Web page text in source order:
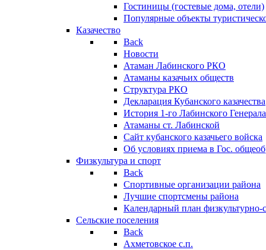
Гостиницы (гостевые дома, отели)
Популярные объекты
Казачество
Back
Новости
Атаман Лабинского РКО
Атаманы казачьих обществ
Структура РКО
Декларация Кубанского казачества
История 1-го Лабинского
Атаманы ст. Лабинской
Cайт кубанского казачьего войска
Об условиях приема в Гос.
Физкультура и спорт
Back
Спортивные организации района
Лучшие спортсмены района
Календарный план
Сельские поселения
Back
Ахметовское с.п.